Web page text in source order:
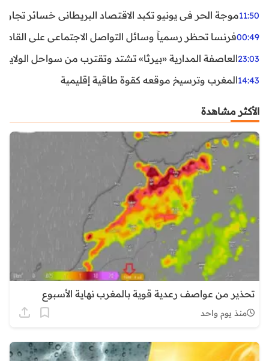
11:50موجة الحر في يونيو تكبد الاقتصاد البريطاني خسائر تجاوزت 1.5 مليار
00:49فرنسا تحظر رسمياً وسائل التواصل الاجتماعي على القاصرين
23:03العاصفة المدارية «بيرثا» تشتد وتقترب من سواحل
14:43المغرب وترسيخ موقعه كقوة طاقية إقليمية
الأكثر مشاهدة
تحذير من عواصف رعدية قوية بالمغرب نهاية الأسبوع
منذ يوم واحد